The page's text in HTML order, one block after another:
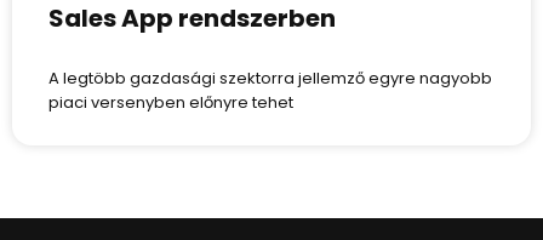
Sales App rendszerben
A legtöbb gazdasági szektorra jellemző egyre nagyobb
piaci versenyben előnyre tehet